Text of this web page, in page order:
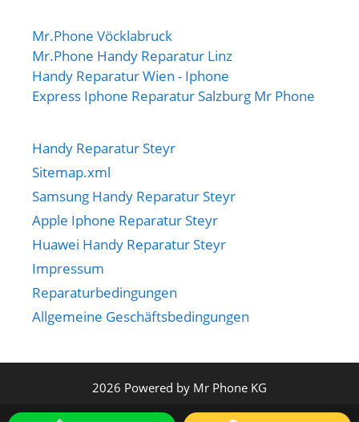
Mr.Phone Vöcklabruck
Mr.Phone Handy Reparatur Linz
Handy Reparatur Wien - Iphone
Express Iphone Reparatur Salzburg Mr Phone
Handy Reparatur Steyr
Sitemap.xml
Samsung Handy Reparatur Steyr
Apple Iphone Reparatur Steyr
Huawei Handy Reparatur Steyr
Impressum
Reparaturbedingungen
Allgemeine Geschäftsbedingungen
2026 Powered by Mr Phone KG
€
€120.00